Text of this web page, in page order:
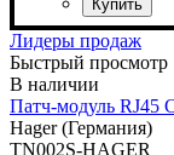
Лидеры продаж
Быстрый просмотр
Патч-модуль RJ45
Hager (Германия)
TN002S-HAGER